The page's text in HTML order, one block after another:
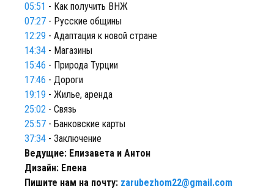
05:51 - Как получить ВНЖ
07:27 - Русские общины
12:29 - Адаптация к новой стране
14:34 - Магазины
15:46 - Природа Турции
17:46 - Дороги
19:19 - Жилье, аренда
25:02 - Связь
25:57 - Банковские карты
37:34 - Заключение
Ведущие: Елизавета и Антон
Дизайн: Елена
Пишите нам на почту: zarubezhom22@gmail.com